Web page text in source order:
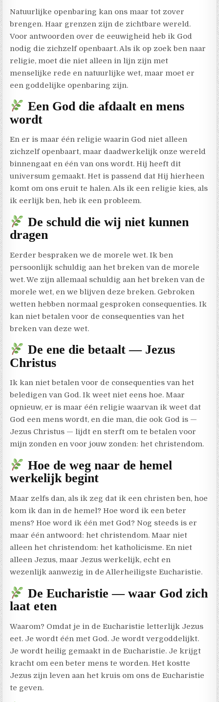
Natuurlijke openbaring kan ons maar tot zover
brengen. Haar grenzen zijn de zichtbare wereld.
Voor antwoorden over de eeuwigheid heb ik God
nodig die zichzelf openbaart. Als ik op zoek ben naar
religie, moet die niet alleen in lijn zijn met
menselijke rede en natuurlijke wet, maar moet er
een goddelijke openbaring zijn.
Een God die afdaalt en mens
wordt
En er is maar één religie waarin God niet alleen
zichzelf openbaart, maar daadwerkelijk onze wereld
binnengaat en één van ons wordt. Hij heeft dit
universum gemaakt. Het is passend dat Hij hierheen
komt om ons eruit te halen. Als ik een religie kies, als
ik eerlijk ben, heb ik een probleem.
De schuld die wij niet kunnen
dragen
Eerder bespraken we de morele wet. Ik ben
persoonlijk schuldig aan het breken van de morele
wet. We zijn allemaal schuldig aan het breken van de
morele wet, en we blijven deze breken. Gebroken
wetten hebben normaal gesproken consequenties. Ik
kan niet betalen voor de consequenties van het
breken van deze wet.
De ene die betaalt — Jezus
Christus
Ik kan niet betalen voor de consequenties van het
beledigen van God. Ik weet niet eens hoe. Maar
opnieuw, er is maar één religie waarvan ik weet dat
God een mens wordt, en die man, die ook God is —
Jezus Christus — lijdt en sterft om te betalen voor
mijn zonden en voor jouw zonden: het christendom.
Hoe de weg naar de hemel
werkelijk begint
Maar zelfs dan, als ik zeg dat ik een christen ben, hoe
kom ik dan in de hemel? Hoe word ik een beter
mens? Hoe word ik één met God? Nog steeds is er
maar één antwoord: het christendom. Maar niet
alleen het christendom: het katholicisme. En niet
alleen Jezus, maar Jezus werkelijk, echt en
wezenlijk aanwezig in de Allerheiligste Eucharistie.
De Eucharistie — waar God zich
laat eten
Waarom? Omdat je in de Eucharistie letterlijk Jezus
eet. Je wordt één met God. Je wordt vergoddelijkt.
Je wordt heilig gemaakt in de Eucharistie. Je krijgt
kracht om een beter mens te worden. Het kostte
Jezus zijn leven aan het kruis om ons de Eucharistie
te geven.